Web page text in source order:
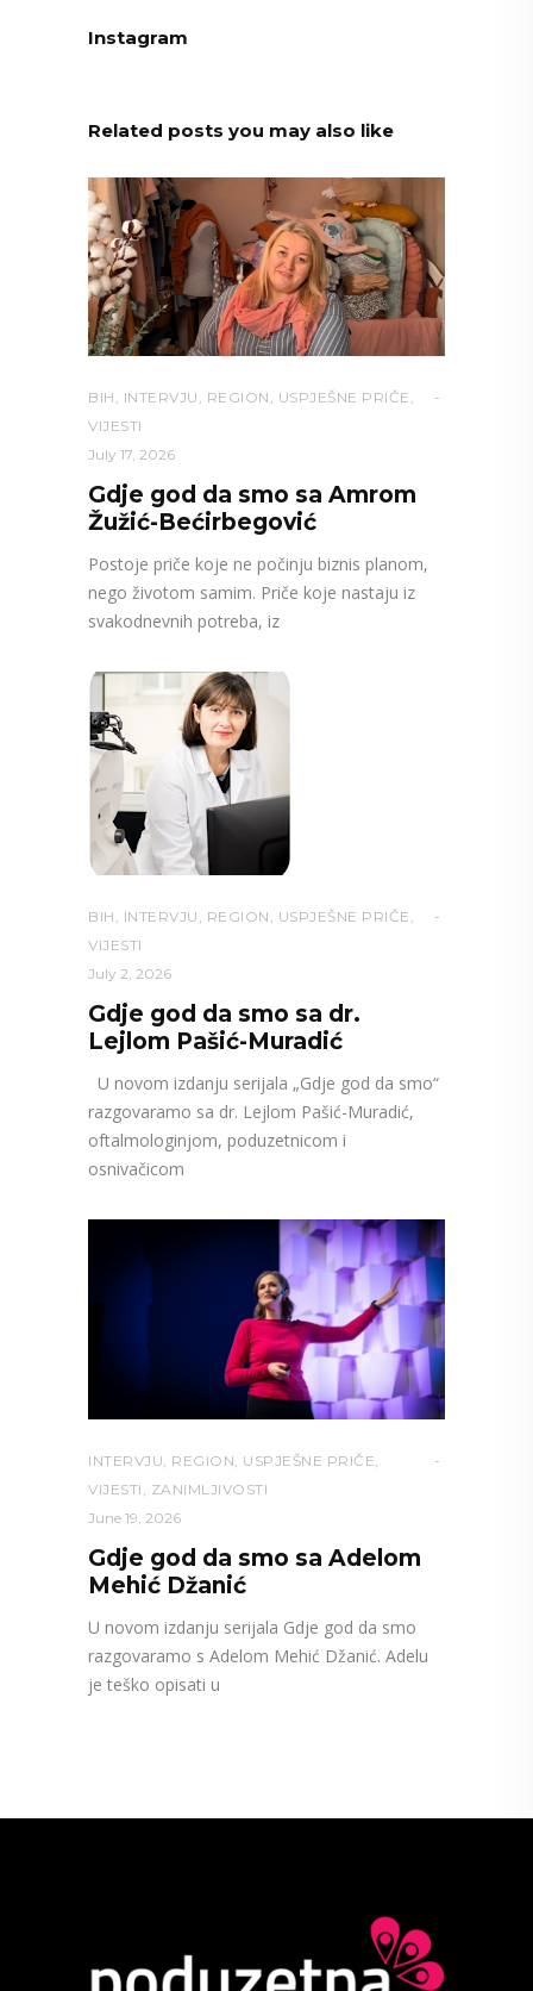
Instagram
Related posts you may also like
BIH INTERVJU REGION USPJEŠNE PRIČE
VIJESTI
July 17, 2026
Gdje god da smo sa Amrom
Žužić-Bećirbegović
Postoje priče koje ne počinju biznis planom,
nego životom samim. Priče koje nastaju iz
svakodnevnih potreba, iz
BIH INTERVJU REGION USPJEŠNE PRIČE
VIJESTI
July 2, 2026
Gdje god da smo sa dr.
Lejlom Pašić-Muradić
U novom izdanju serijala „Gdje god da smo“
razgovaramo sa dr. Lejlom Pašić-Muradić,
oftalmologinjom, poduzetnicom i
osnivačicom
INTERVJU, REGION, USPJEŠNE PRIČE,
VIJESTI , ZANIMLJIVOSTI
June 19, 2026
Gdje god da smo sa Adelom
Mehić Džanić
U novom izdanju serijala Gdje god da smo
razgovaramo s Adelom Mehić Džanić. Adelu
je teško opisati u